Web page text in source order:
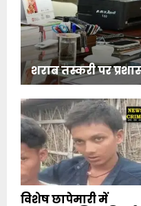
शराब तस्करी पर
विशेष छापेमारी में